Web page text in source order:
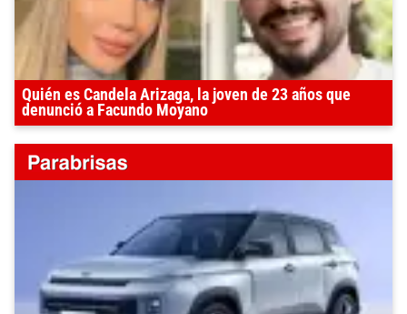
Quién es Candela Arizaga, la joven de 23 años que
denunció a Facundo Moyano